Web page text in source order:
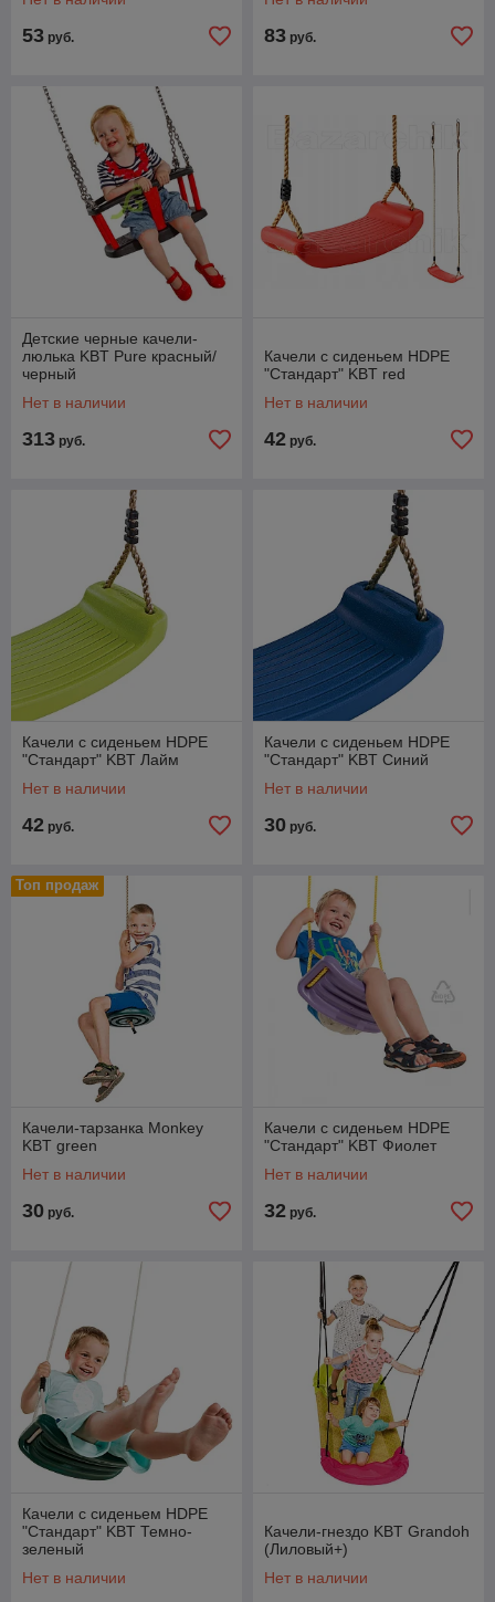
53 руб. 83 руб.
Детские черные качели-
люлька KBT Pure красный/
черный
Нет в наличии
313 руб.
Качели с сиденьем HDPE
"Стандарт" KBT red
Нет в наличии
42 руб.
Качели с сиденьем HDPE
"Стандарт" KBT Лайм
Нет в наличии
42 руб.
Качели с сиденьем HDPE
"Стандарт" KBT Синий
Нет в наличии
30 руб.
Топ продаж
Качели-тарзанка Monkey
KBT green
Нет в наличии
30 руб.
Качели с сиденьем HDPE
"Стандарт" KBT Фиолет
Нет в наличии
32 руб.
Качели с сиденьем HDPE
"Стандарт" KBT Темно-
зеленый
Нет в наличии
Качели-гнездо KBT Grandoh
(Лиловый+)
Нет в наличии